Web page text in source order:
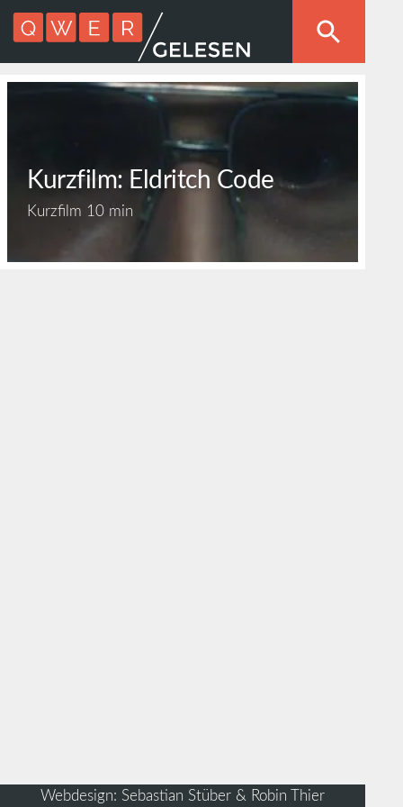
Kurzfilm: Eldritch Code
Kurzfilm 10 min
Webdesign: Sebastian Stüber & Robin Thier